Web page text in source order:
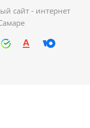
сайт - интернет